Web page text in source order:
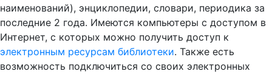
наименований), энциклопедии, словари, периодика за
последние 2 года. Имеются компьютеры с доступом в
Интернет, с которых можно получить доступ к
электронным ресурсам библиотеки. Также есть
возможность подключиться со своих электронных